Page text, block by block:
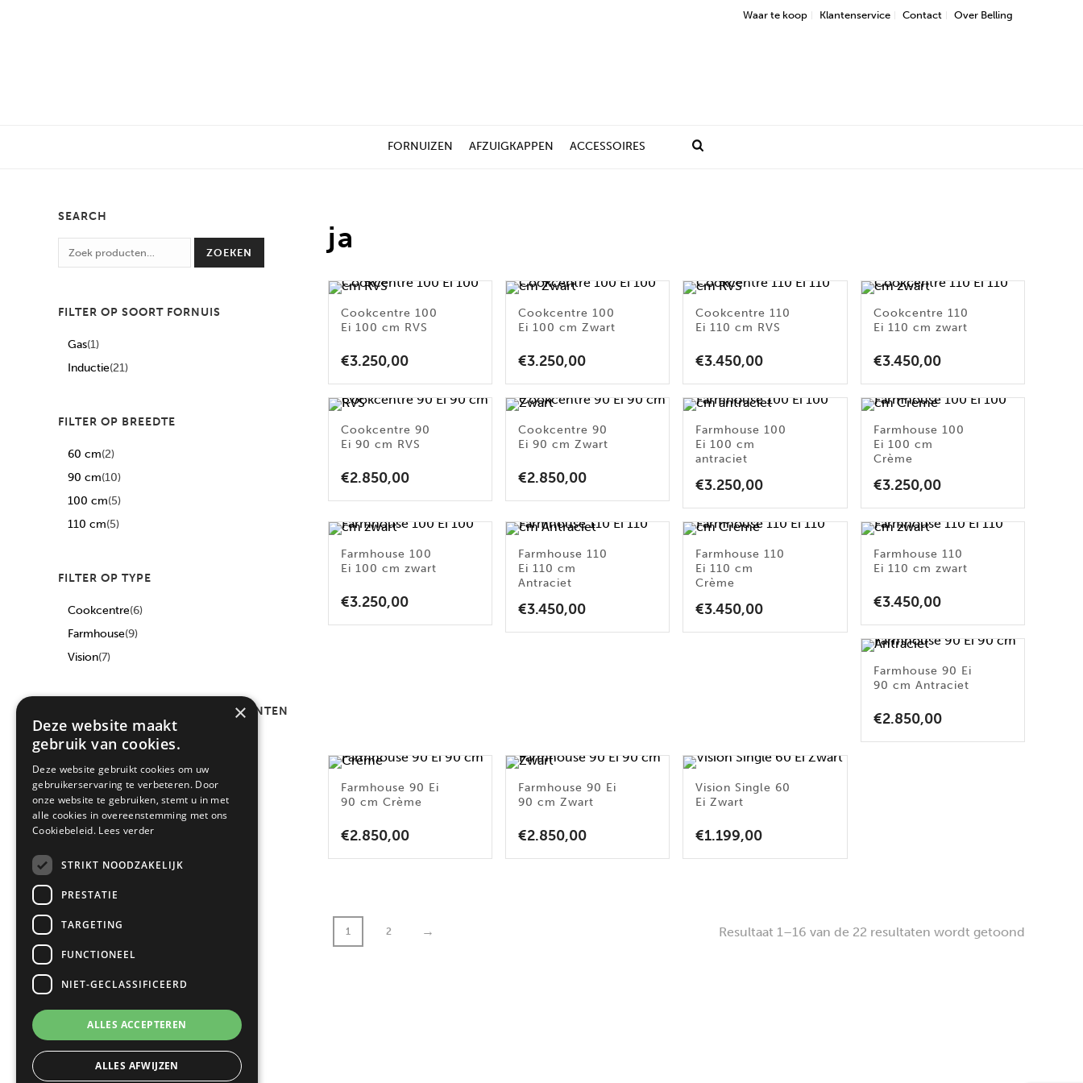
Waar te koop Klantenservice Contact Over Belling
FORNUIZEN AFZUIGKAPPEN ACCESSOIRES
ja
Cookcentre 100
Ei 100 cm RVS
€3.250,00
Cookcentre 100
Ei 100 cm Zwart
€3.250,00
Cookcentre 110
Ei 110 cm RVS
€3.450,00
Cookcentre 110
Ei 110 cm zwart
€3.450,00
Cookcentre 90
Ei 90 cm RVS
€2.850,00
Cookcentre 90
Ei 90 cm Zwart
€2.850,00
Farmhouse 100
Ei 100 cm
antraciet
€3.250,00
Farmhouse 100
Ei 100 cm
Crème
€3.250,00
Farmhouse 100
Ei 100 cm zwart
€3.250,00
Farmhouse 110
Ei 110 cm
Antraciet
€3.450,00
Farmhouse 110
Ei 110 cm
Crème
€3.450,00
Farmhouse 110
Ei 110 cm zwart
€3.450,00
Farmhouse 90 Ei
90 cm Antraciet
€2.850,00
Farmhouse 90 Ei
90 cm Crème
€2.850,00
Farmhouse 90 Ei
90 cm Zwart
€2.850,00
Vision Single 60
Ei Zwart
€1.199,00
1 2 → Resultaat 1–16 van de 22 resultaten wordt getoond
SEARCH
ZOEKEN
FILTER OP SOORT FORNUIS
Gas(1)
Inductie(21)
FILTER OP BREEDTE
60 cm(2)
90 cm(10)
100 cm(5)
110 cm(5)
FILTER OP TYPE
Cookcentre(6)
Farmhouse(9)
Vision(7)
FILTER OP AANTAL COMPARTIMENTEN
2(2)
3(15)
1(5)
RVS (3)
Zwart(10)
×
Deze website maakt
gebruik van cookies.
Deze website gebruikt cookies om uw
gebruikerservaring te verbeteren. Door
onze website te gebruiken, stemt u in met
alle cookies in overeenstemming met ons
Cookiebeleid. Lees verder
STRIKT NOODZAKELIJK
PRESTATIE
TARGETING
FUNCTIONEEL
NIET-GECLASSIFICEERD
ALLES ACCEPTEREN
ALLES AFWIJZEN